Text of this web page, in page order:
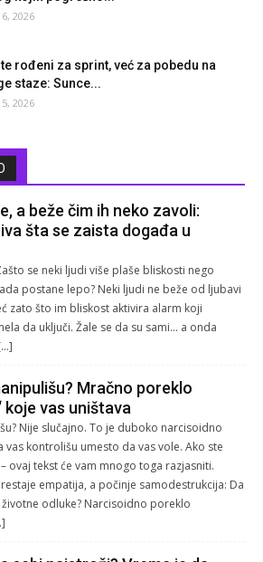
2026
rođeni za sprint, već za pobedu na
staze: Sunce...
2026
a beže čim ih neko zavoli:
šta se zaista događa u
se neki ljudi više plaše bliskosti nego
postane lepo? Neki ljudi ne beže od ljubavi
zato što im bliskost aktivira alarm koji
da uključi. Žale se da su sami… a onda
Mračno poreklo
koje vas uništava
Nije slučajno. To je duboko narcisoidno
kontrolišu umesto da vas vole. Ako ste
ovaj tekst će vam mnogo toga razjasniti.
empatija, a počinje samodestrukcija: Da
odluke? Narcisoidno poreklo